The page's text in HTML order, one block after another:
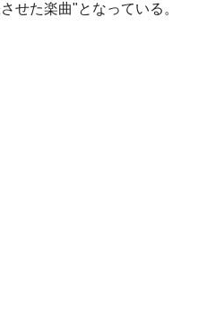
せた楽曲"となっている。